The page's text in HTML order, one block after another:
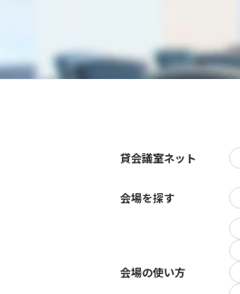
貸会議室ネット
会場を探す
会場の使い方